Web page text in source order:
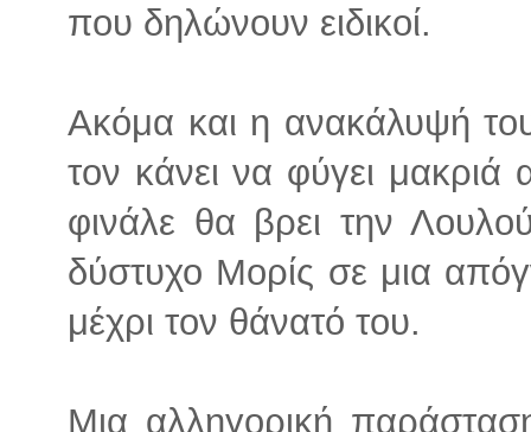
που δηλώνουν ειδικοί.
Ακόμα και η ανακάλυψή
τον κάνει να φύγει
φινάλε θα βρει την
δύστυχο Μορίς σε μια
μέχρι τον θάνατό του.
Μια αλληγορική